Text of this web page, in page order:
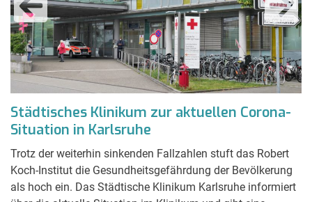
Städtisches Klinikum zur aktuellen Corona-
Situation in Karlsruhe
Trotz der weiterhin sinkenden Fallzahlen stuft das Robert
Koch-Institut die Gesundheitsgefährdung der Bevölkerung
als hoch ein. Das Städtische Klinikum Karlsruhe informiert